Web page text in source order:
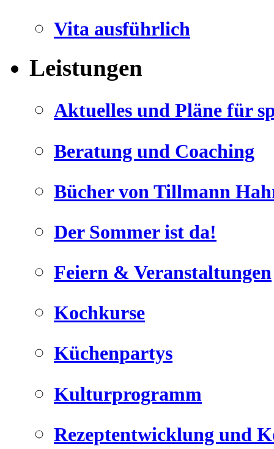
Vita ausführlich
Leistungen
Aktuelles und Pläne für
Beratung und Coaching
Bücher von Tillmann
Der Sommer ist da!
Feiern & Veranstaltungen
Kochkurse
Küchenpartys
Kulturprogramm
Rezeptentwicklung und